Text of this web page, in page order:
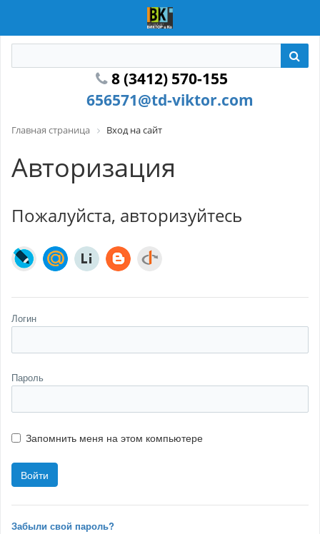
8 (3412) 570-155
656571@td-viktor.com
Главная страница Вход на сайт
Авторизация
Пожалуйста, авторизуйтесь
Логин
Пароль
Запомнить меня на этом компьютере
Забыли свой пароль?